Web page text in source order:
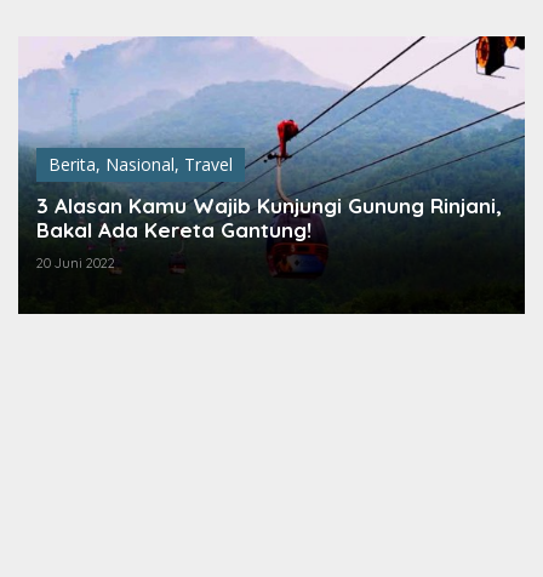
Berita, Nasional, Travel
3 Alasan Kamu Wajib Kunjungi Gunung Rinjani,
Bakal Ada Kereta Gantung!
20 Juni 2022